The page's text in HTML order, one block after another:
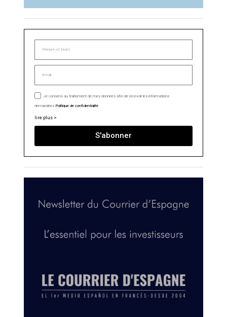
Je consens au traitement de mes données afin de recevoir les informations
demandées. Politique de confidentialité
lire plus >
S'abonner